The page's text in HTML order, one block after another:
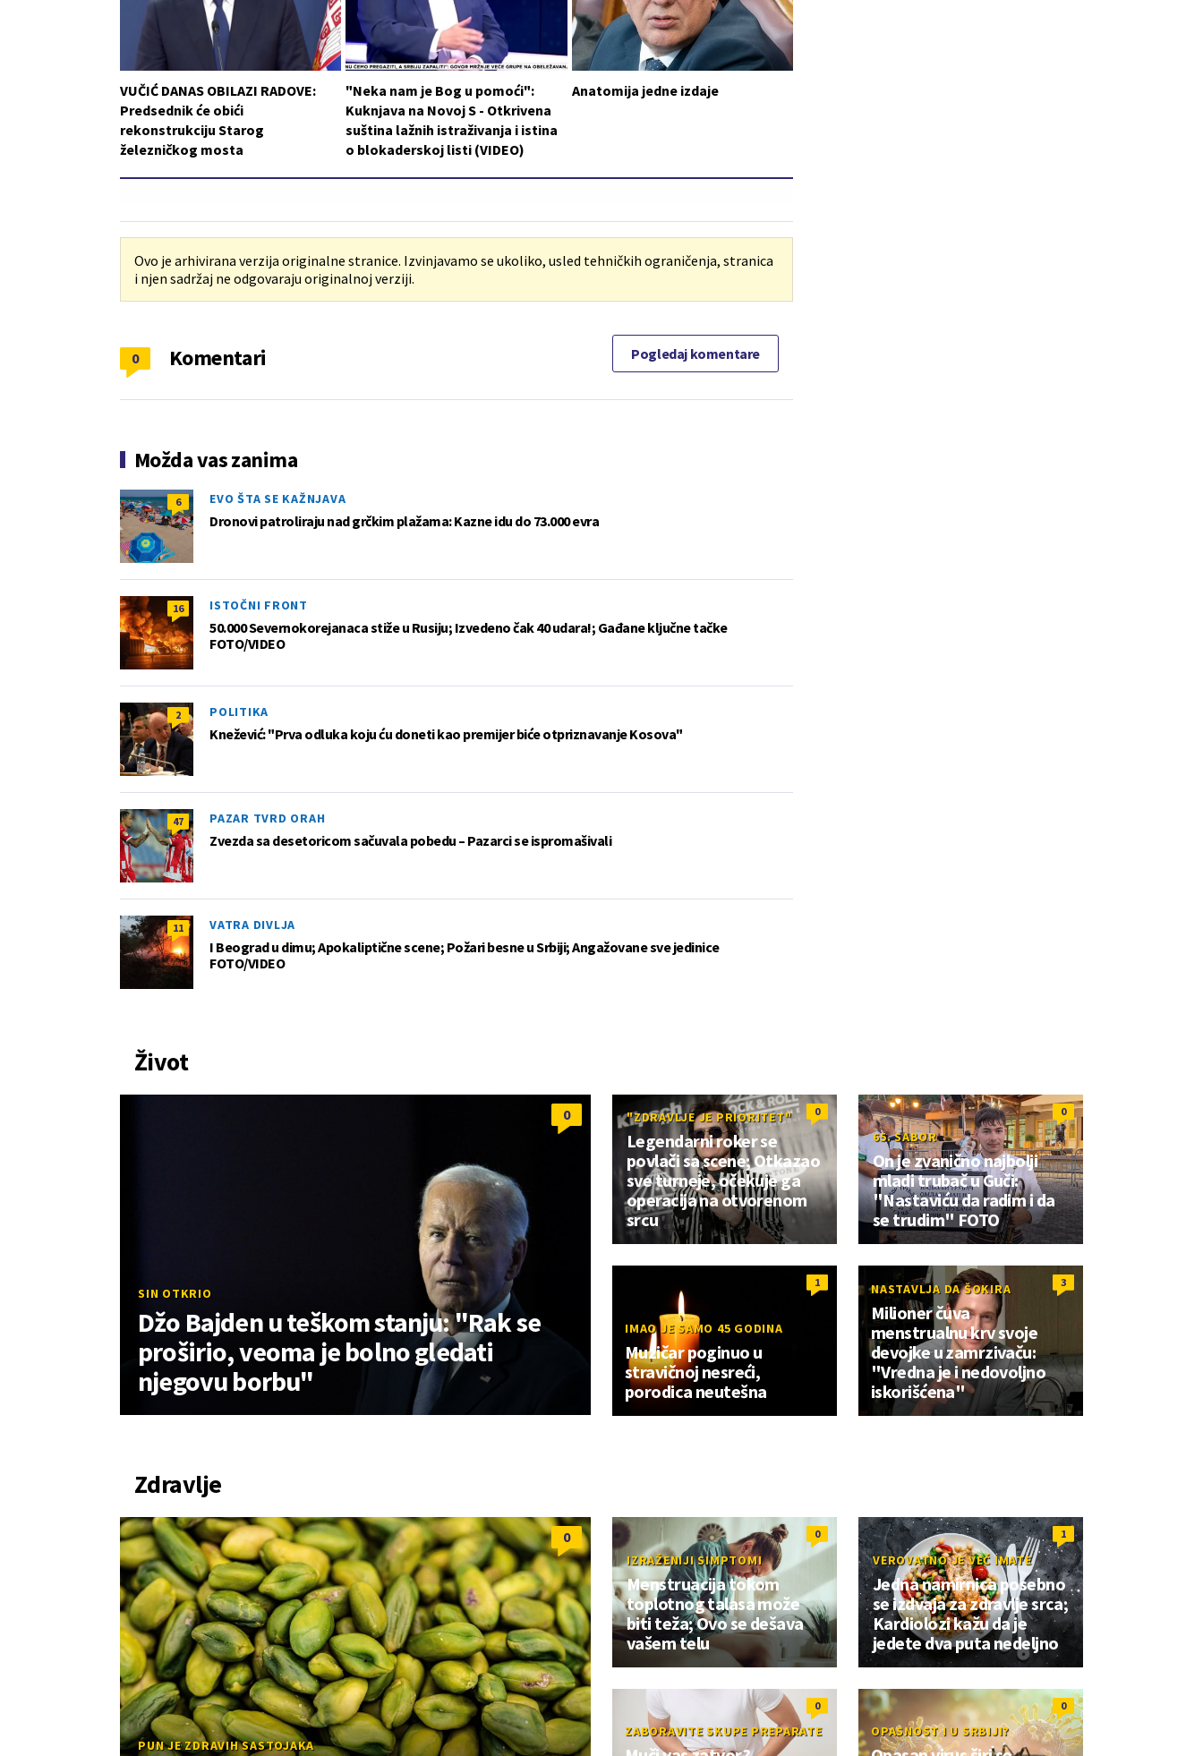
VUČIĆ DANAS OBILAZI RADOVE:
Predsednik će obići
rekonstrukciju Starog
železničkog mosta
"Neka nam je Bog u pomoći":
Kuknjava na Novoj S - Otkrivena
suština lažnih istraživanja i istina
o blokaderskoj listi (VIDEO)
Anatomija jedne izdaje
Ovo je arhivirana verzija originalne stranice. Izvinjavamo se ukoliko, usled tehničkih ograničenja, stranica
i njen sadržaj ne odgovaraju originalnoj verziji.
Komentari
0 Pogledaj komentare
Možda vas zanima
6 EVO ŠTA SE KAŽNJAVA
Dronovi patroliraju nad grčkim plažama: Kazne idu do 73.000 evra
16 ISTOČNI FRONT
50.000 Severnokorejanaca stiže u Rusiju; Izvedeno čak 40 udara!; Gađane ključne tačke
FOTO/VIDEO
2 POLITIKA
Knežević: "Prva odluka koju ću doneti kao premijer biće otpriznavanje Kosova"
47 PAZAR TVRD ORAH
Zvezda sa desetoricom sačuvala pobedu – Pazarci se ispromašivali
11 VATRA DIVLJA
I Beograd u dimu; Apokaliptične scene; Požari besne u Srbiji; Angažovane sve jedinice
FOTO/VIDEO
Život
0
SIN OTKRIO
Džo Bajden u teškom stanju: "Rak se
proširio, veoma je bolno gledati
njegovu borbu"
0
"ZDRAVLJE JE PRIORITET"
Legendarni roker se
povlači sa scene; Otkazao
sve turneje, očekuje ga
operacija na otvorenom
srcu
0
65. SABOR
On je zvanično najbolji
mladi trubač u Guči:
"Nastaviću da radim i da
se trudim" FOTO
1
IMAO JE SAMO 45 GODINA
Muzičar poginuo u
stravičnoj nesreći,
porodica neutešna
3
NASTAVLJA DA ŠOKIRA
Milioner čuva
menstrualnu krv svoje
devojke u zamrzivaču:
"Vredna je i nedovoljno
iskorišćena"
Zdravlje
0
PUN JE ZDRAVIH SASTOJAKA
0
IZRAŽENIJI SIMPTOMI
Menstruacija tokom
toplotnog talasa može
biti teža; Ovo se dešava
vašem telu
1
VEROVATNO JE VEĆ IMATE
Jedna namirnica posebno
se izdvaja za zdravlje srca;
Kardiolozi kažu da je
jedete dva puta nedeljno
0
ZABORAVITE SKUPE PREPARATE
0
OPASNOST I U SRBIJI?